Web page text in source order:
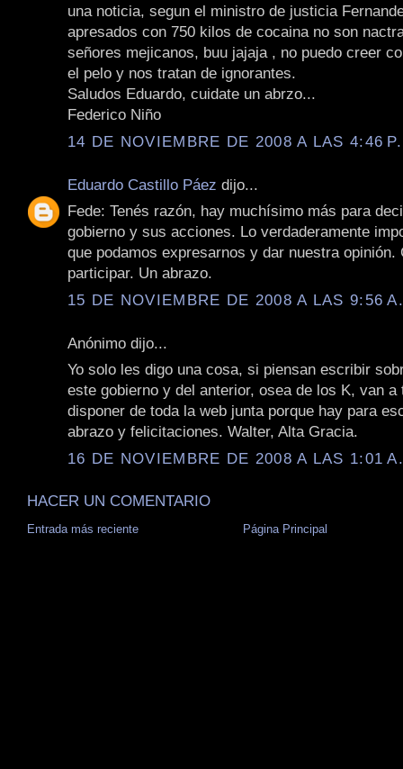
una noticia, segun el ministro de justicia
apresados con 750 kilos de cocaina no son
señores mejicanos, buu jajaja , no puedo creer
el pelo y nos tratan de ignorantes.
Saludos Eduardo, cuidate un abrzo...
Federico Niño
14 DE NOVIEMBRE DE 2008 A LAS 4:46
Eduardo Castillo Páez dijo...
Fede: Tenés razón, hay muchísimo más para
gobierno y sus acciones. Lo verdaderamente
que podamos expresarnos y dar nuestra opinión.
participar. Un abrazo.
15 DE NOVIEMBRE DE 2008 A LAS 9:56
Anónimo dijo...
Yo solo les digo una cosa, si piensan escribir
este gobierno y del anterior, osea de los K, van a
disponer de toda la web junta porque hay para
abrazo y felicitaciones. Walter, Alta Gracia.
16 DE NOVIEMBRE DE 2008 A LAS 1:01
HACER UN COMENTARIO
Entrada más reciente Página Principal